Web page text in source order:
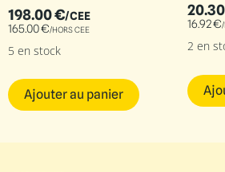
198.00€/CEE
165.00€/HORS CEE
5 en stock
Ajouter au panier
20.30
16.92€/
2 en